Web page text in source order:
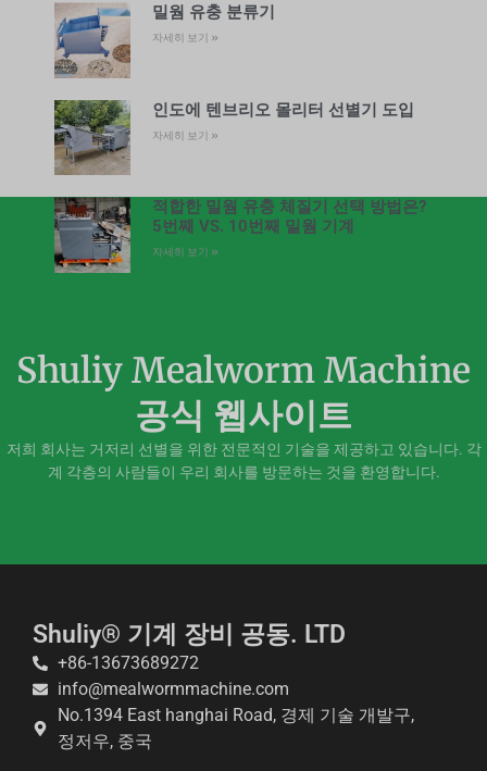
밀웜 유충 분류기
자세히 보기 »
인도에 텐브리오 몰리터 선별기 도입
자세히 보기 »
적합한 밀웜 유충 체질기 선택 방법은?
5번째 VS. 10번째 밀웜 기계
자세히 보기 »
Shuliy Mealworm Machine
공식 웹사이트
저희 회사는 거저리 선별을 위한 전문적인 기술을 제공하고 있습니다. 각
계 각층의 사람들이 우리 회사를 방문하는 것을 환영합니다.
Shuliy® 기계 장비 공동. LTD
+86-13673689272
info@mealwormmachine.com
No.1394 East hanghai Road, 경제 기술 개발구,
정저우, 중국